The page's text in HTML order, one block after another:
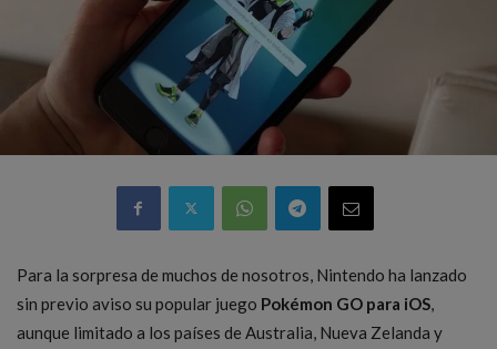
Para la sorpresa de muchos de nosotros, Nintendo ha lanzado
sin previo aviso su popular juego Pokémon GO para iOS,
aunque limitado a los países de Australia, Nueva Zelanda y